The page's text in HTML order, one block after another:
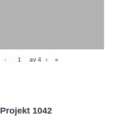
‹ av 4 › »
Projekt 1042